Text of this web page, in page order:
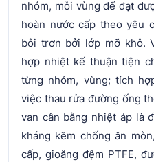
nhóm, mỗi vùng để đạt
hoàn nước cấp theo yêu
bôi trơn bởi lớp mỡ khô.
hợp nhiệt kế thuận tiện
từng nhóm, vùng; tích
việc thau rửa đường ống
van cân bằng nhiệt áp là
kháng kẽm chống ăn
cấp, gioăng đệm PTFE,